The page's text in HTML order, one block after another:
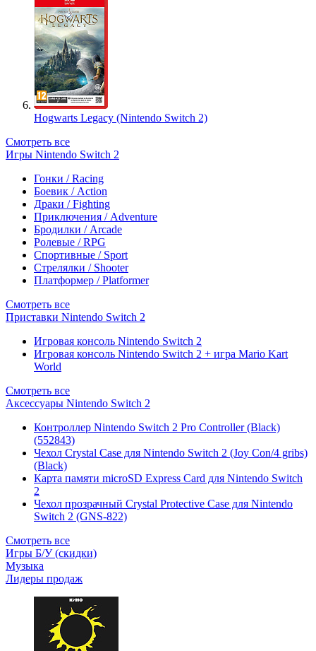
Hogwarts Legacy (Nintendo Switch 2)
Смотреть все
Игры Nintendo Switch 2
Гонки / Racing
Боевик / Action
Драки / Fighting
Приключения / Adventure
Бродилки / Arcade
Ролевые / RPG
Спортивные / Sport
Стрелялки / Shooter
Платформер / Platformer
Смотреть все
Приставки Nintendo Switch 2
Игровая консоль Nintendo Switch 2
Игровая консоль Nintendo Switch 2 + игра Mario Kart
World
Смотреть все
Аксессуары Nintendo Switch 2
Контроллер Nintendo Switch 2 Pro Controller (Black)
(552843)
Чехол Сrystal Сase для Nintendo Switch 2 (Joy Con/4 gribs)
(Black)
Карта памяти microSD Express Card для Nintendo Switch
2
Чехол прозрачный Crystal Protective Case для Nintendo
Switch 2 (GNS-822)
Смотреть все
Игры Б/У (скидки)
Музыка
Лидеры продаж